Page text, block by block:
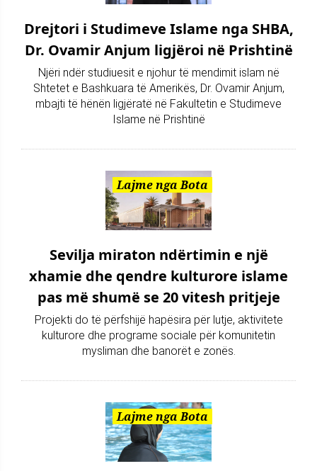
Drejtori i Studimeve Islame nga SHBA,
Dr. Ovamir Anjum ligjëroi në Prishtinë
Njëri ndër studiuesit e njohur të mendimit islam në
Shtetet e Bashkuara të Amerikës, Dr. Ovamir Anjum,
mbajti të hënën ligjëratë në Fakultetin e Studimeve
Islame në Prishtinë
Lajme nga Bota
Sevilja miraton ndërtimin e një
xhamie dhe qendre kulturore islame
pas më shumë se 20 vitesh pritjeje
Projekti do të përfshijë hapësira për lutje, aktivitete
kulturore dhe programe sociale për komunitetin
mysliman dhe banorët e zonës.
Lajme nga Bota